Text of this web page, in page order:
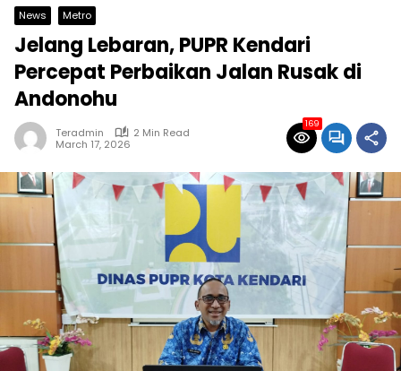
News Metro
Jelang Lebaran, PUPR Kendari
Percepat Perbaikan Jalan Rusak di
Andonohu
Teradmin
2 Min Read
March 17, 2026
169